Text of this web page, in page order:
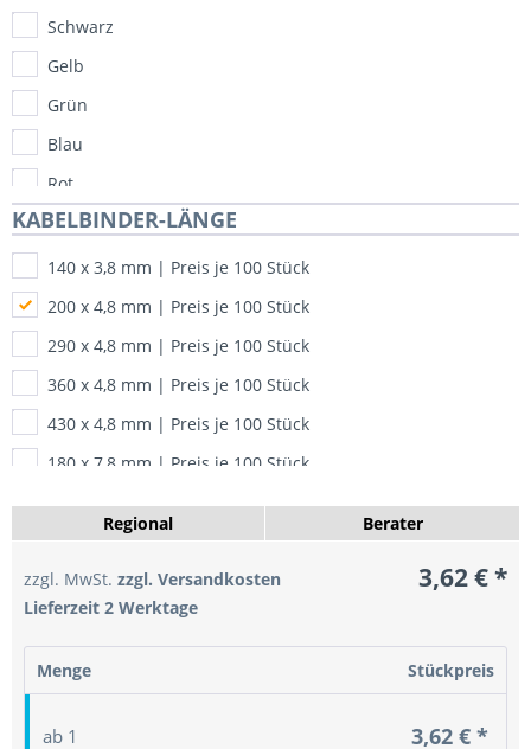
Schwarz
Gelb
Grün
Blau
Rot
KABELBINDER-LÄNGE
140 x 3,8 mm | Preis je 100 Stück
200 x 4,8 mm | Preis je 100 Stück
290 x 4,8 mm | Preis je 100 Stück
360 x 4,8 mm | Preis je 100 Stück
430 x 4,8 mm | Preis je 100 Stück
180 x 7,8 mm | Preis je 100 Stück
365 x 7,8 mm | Preis je 100 Stück
450 x 7,8 mm | Preis je 100 Stück
540 x 7,8 mm | Preis je 100 Stück
750 x 7,8 mm | Preis je 100 Stück
Regional Berater
3,62 €*
zzgl. MwSt. zzgl. Versandkosten
Lieferzeit 2 Werktage
Menge Stückpreis
ab 1 3,62 € *